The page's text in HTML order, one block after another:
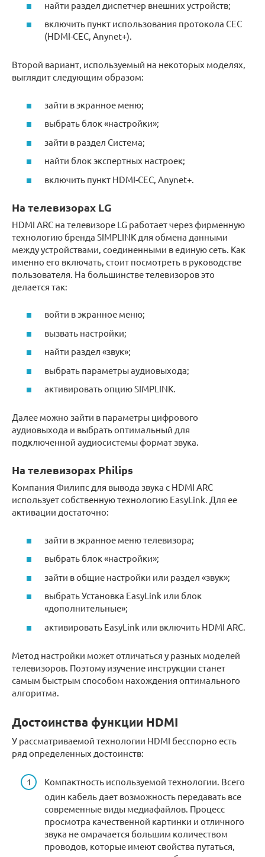
найти раздел диспетчер внешних устройств;
включить пункт использования протокола CEC
(HDMI-CEC, Anynet+).
Второй вариант, используемый на некоторых моделях,
выглядит следующим образом:
зайти в экранное меню;
выбрать блок «настройки»;
зайти в раздел Система;
найти блок экспертных настроек;
включить пункт HDMI-CEC, Anynet+.
На телевизорах LG
HDMI ARC на телевизоре LG работает через фирменную
технологию бренда SIMPLINK для обмена данными
между устройствами, соединенными в единую сеть. Как
именно его включать, стоит посмотреть в руководстве
пользователя. На большинстве телевизоров это
делается так:
войти в экранное меню;
вызвать настройки;
найти раздел «звук»;
выбрать параметры аудиовыхода;
активировать опцию SIMPLINK.
Далее можно зайти в параметры цифрового
аудиовыхода и выбрать оптимальный для
подключенной аудиосистемы формат звука.
На телевизорах Philips
Компания Филипс для вывода звука с HDMI ARC
использует собственную технологию EasyLink. Для ее
активации достаточно:
зайти в экранное меню телевизора;
выбрать блок «настройки»;
зайти в общие настройки или раздел «звук»;
выбрать Установка EasyLink или блок
«дополнительные»;
активировать EasyLink или включить HDMI ARC.
Метод настройки может отличаться у разных моделей
телевизоров. Поэтому изучение инструкции станет
самым быстрым способом нахождения оптимального
алгоритма.
Достоинства функции HDMI
У рассматриваемой технологии HDMI бесспорно есть
ряд определенных достоинств:
Компактность используемой технологии. Всего
один кабель дает возможность передавать все
современные виды медиафайлов. Процесс
просмотра качественной картинки и отличного
звука не омрачается большим количеством
проводов, которые имеют свойства путаться,